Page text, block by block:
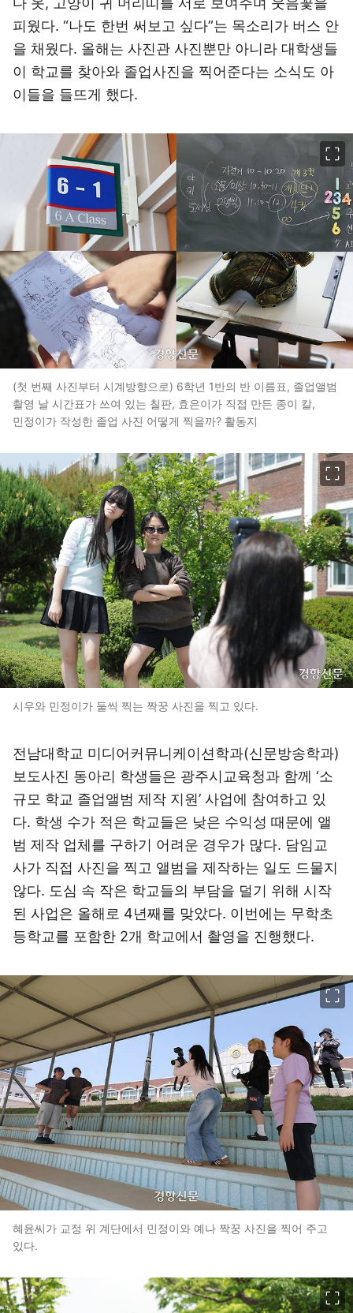
피웠다. “나도 한번 써보고 싶다”는 목소리가 버스 안
을 채웠다. 올해는 사진관 사진뿐만 아니라 대학생들
이 학교를 찾아와 졸업사진을 찍어준다는 소식도 아
이들을 들뜨게 했다.
(첫 번째 사진부터 시계방향으로) 6학년 1반의 반 이름표, 졸업앨범
촬영 날 시간표가 쓰여 있는 칠판, 효은이가 직접 만든 종이 칼,
민정이가 작성한 졸업 사진 어떻게 찍을까? 활동지
시우와 민정이가 둘씩 찍는 짝꿍 사진을 찍고 있다.
전남대학교 미디어커뮤니케이션학과(신문방송학과)
보도사진 동아리 학생들은 광주시교육청과 함께 ‘소
규모 학교 졸업앨범 제작 지원’ 사업에 참여하고 있
다. 학생 수가 적은 학교들은 낮은 수익성 때문에 앨
범 제작 업체를 구하기 어려운 경우가 많다. 담임교
사가 직접 사진을 찍고 앨범을 제작하는 일도 드물지
않다. 도심 속 작은 학교들의 부담을 덜기 위해 시작
된 사업은 올해로 4년째를 맞았다. 이번에는 무학초
등학교를 포함한 2개 학교에서 촬영을 진행했다.
혜윤씨가 교정 위 계단에서 민정이와 예나 짝꿍 사진을 찍어 주고
있다.